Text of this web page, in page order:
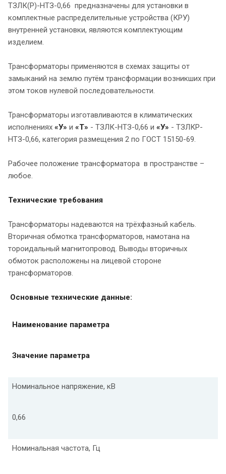
ТЗЛК(Р)-НТЗ-0,66 предназначены для установки в
комплектные распределительные устройства (КРУ)
внутренней установки, являются комплектующим
изделием.
Трансформаторы применяются в схемах защиты от
замыканий на землю путём трансформации возникших при
этом токов нулевой последовательности.
Трансформаторы изготавливаются в климатических
исполнениях «У» и «Т» - ТЗЛК-НТЗ-0,66 и «У» - ТЗЛКР-
НТЗ-0,66, категория размещения 2 по ГОСТ 15150-69.
Рабочее положение трансформатора в пространстве –
любое.
Технические требования
Трансформаторы надеваются на трёхфазный кабель.
Вторичная обмотка трансформаторов, намотана на
тороидальный магнитопровод. Выводы вторичных
обмоток расположены на лицевой стороне
трансформаторов.
Основные технические данные:
Наименование параметра
Значение параметра
Номинальное напряжение, кВ
0,66
Номинальная частота, Гц